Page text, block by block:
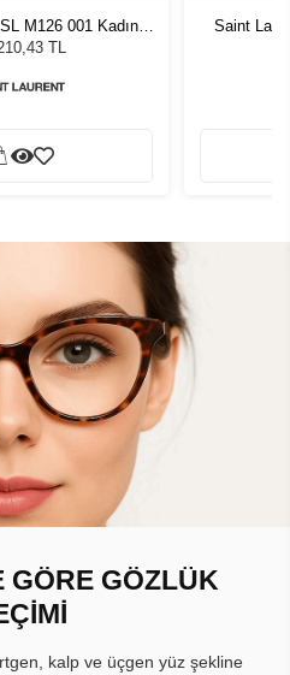
M126 001 Kadın
Gözlüğü
TL
Saint
GÖRE GÖZLÜK
kalp ve üçgen yüz şekline